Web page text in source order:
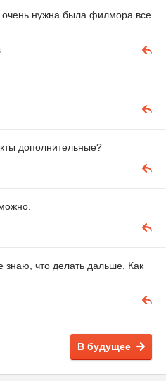
очень нужна была филмора все
дополнительные?
знаю, что делать дальше. Как
В будущее